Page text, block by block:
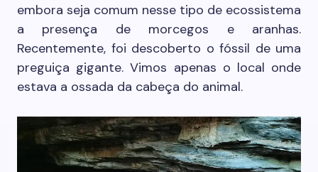
embora seja comum nesse tipo de ecossistema
a presença de morcegos e aranhas.
Recentemente, foi descoberto o fóssil de uma
preguiça gigante. Vimos apenas o local onde
estava a ossada da cabeça do animal.